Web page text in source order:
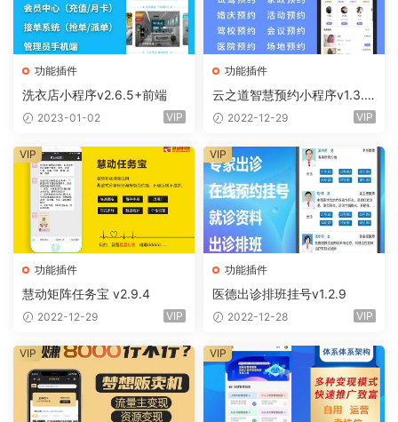
功能插件
洗衣店小程序v2.6.5+前端
2023-01-02 VIP
功能插件
云之道智慧预约小程序v1.3.0
+前端2022-12-29 VIP
功能插件
慧动矩阵任务宝 v2.9.4
2022-12-29 VIP
VIP
功能插件
医德出诊排班挂号v1.2.9
2022-12-28 VIP
VIP
VIP VIP